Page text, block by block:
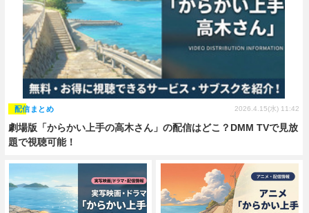
劇場版「からかい上手の高木さん」の配信はどこ？DMM TVで見放
題で視聴可能！
配信まとめ 2026.4.15(水) 11:42